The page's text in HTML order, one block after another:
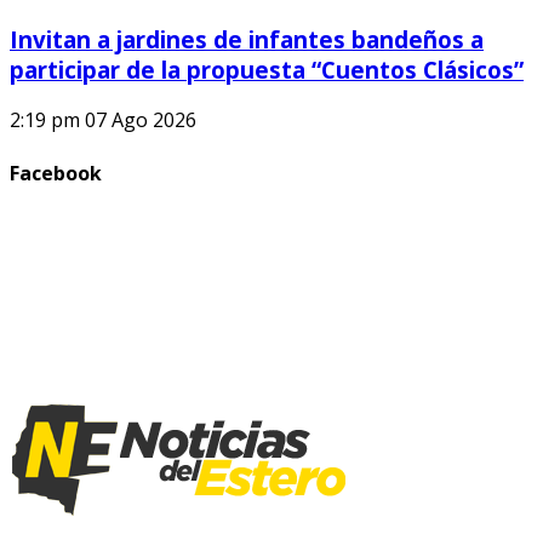
Invitan a jardines de infantes bandeños a
participar de la propuesta “Cuentos Clásicos”
2:19 pm 07 Ago 2026
Facebook